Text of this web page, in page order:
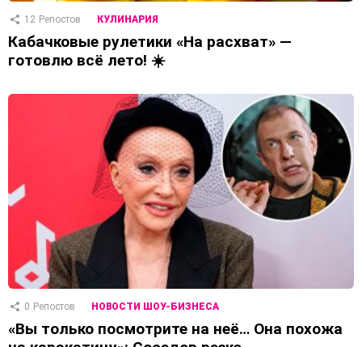
12 Репостов КУЛИНАРИЯ
Кабачковые рулетики «На расхват» —
готовлю всё лето! ☀️
0 Репостов НОВОСТИ ШОУ-БИЗНЕСА
«Вы только посмотрите на неё… Она похожа